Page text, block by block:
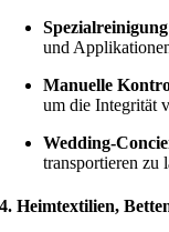
und
Manuelle
um die Integrität
Wedding-
transportieren zu
4. Heimtextilien,